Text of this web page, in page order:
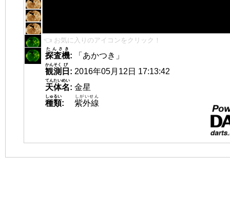
👈 お気に入りのアイコンをクリック！
探査機
たんさき
:
「あかつき」
観測
かんそく
日
び
: 2016年05月12日 17:13:42
天体名
てんたいめい
: 金星
種類
しゅるい
: 紫外線
しがいせん